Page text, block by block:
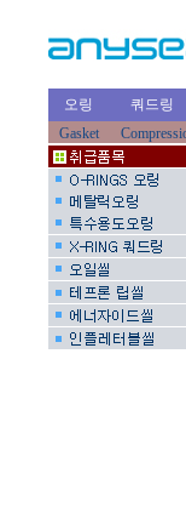
오링 쿼드링
Gasket